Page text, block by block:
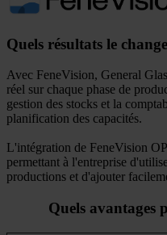
Quels résultats le
Avec FeneVision, General
réel sur chaque phase de
gestion des stocks et la
planification des capacités.
L'intégration de FeneVision
permettant à l'entreprise
productions et d'ajouter
Quels avantages